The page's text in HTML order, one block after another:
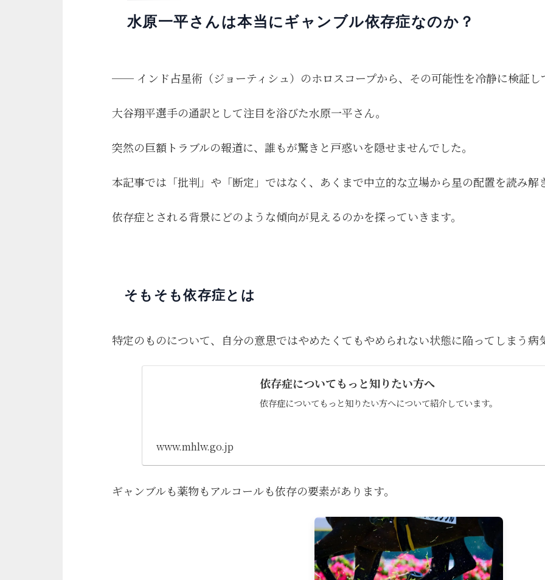
水原一平さんは本当にギャンブル依存症なのか？
── インド占星術（ジョーティシュ）のホロスコープから、その可能性を冷静に検証し
大谷翔平選手の通訳として注目を浴びた水原一平さん。
突然の巨額トラブルの報道に、誰もが驚きと戸惑いを隠せませんでした。
本記事では「批判」や「断定」ではなく、あくまで中立的な立場から星の配置を読み解
依存症とされる背景にどのような傾向が見えるのかを探っていきます。
そもそも依存症とは
特定のものについて、自分の意思ではやめたくてもやめられない状態に陥ってしまう病
依存症についてもっと知りたい方へ
依存症についてもっと知りたい方へについて紹介しています。
www.mhlw.go.jp
ギャンブルも薬物もアルコールも依存の要素があります。